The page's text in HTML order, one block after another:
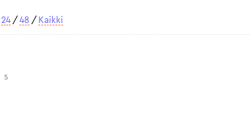
24 / 48 / Kaikki
5